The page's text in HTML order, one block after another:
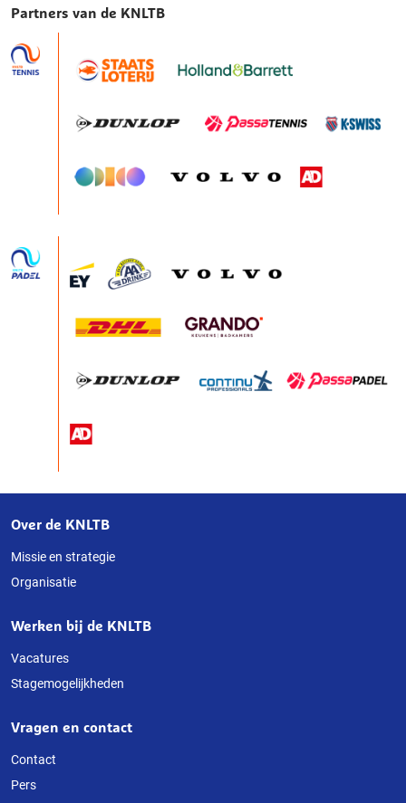
Partners van de KNLTB
Over
deze
website
Over de KNLTB
Missie en strategie
Organisatie
Werken bij de KNLTB
Vacatures
Stagemogelijkheden
Vragen en contact
Contact
Pers